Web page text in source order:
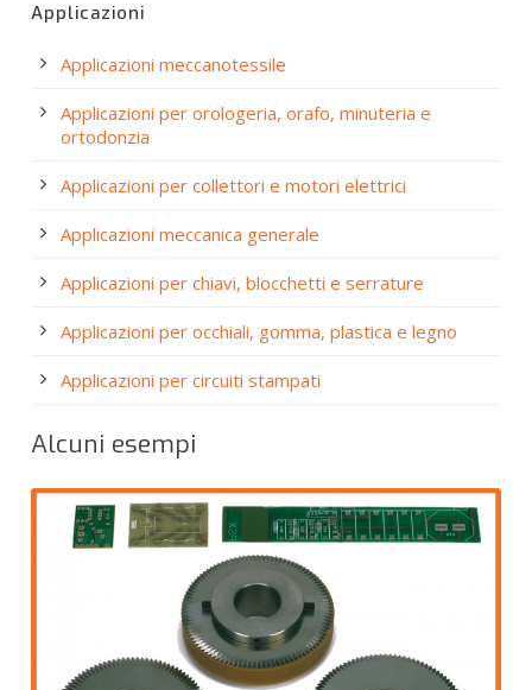
Applicazioni
Applicazioni meccanotessile
Applicazioni per orologeria, orafo, minuteria e
ortodonzia
Applicazioni per collettori e motori elettrici
Applicazioni meccanica generale
Applicazioni per chiavi, blocchetti e serrature
Applicazioni per occhiali, gomma, plastica e legno
Applicazioni per circuiti stampati
Alcuni esempi